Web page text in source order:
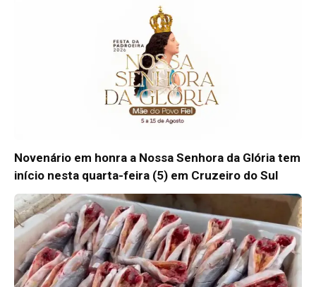
Novenário em honra a Nossa Senhora da Glória tem
início nesta quarta-feira (5) em Cruzeiro do Sul